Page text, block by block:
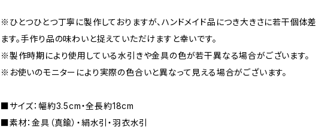
※ひとつひとつ丁寧に製作しておりますが、ハンドメイド品につき大きさに若干個体
ます。手作り品の味わいと捉えていただけますと幸いです。
※製作時期により使用している水引きや金具の色が若干異なる場合がございます。
※お使いのモニターにより実際の色合いと異なって見える場合がございます。
■サイズ：幅約3.5cm・全長約18cm
■素材：金具（真鍮）・絹水引・羽衣水引